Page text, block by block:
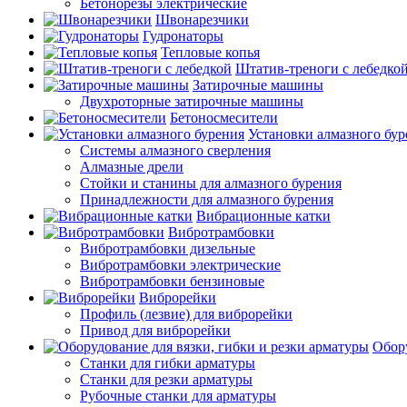
Бетонорезы электрические
Швонарезчики
Гудронаторы
Тепловые копья
Штатив-треноги с лебедкой
Затирочные машины
Двухроторные затирочные машины
Бетоносмесители
Установки алмазного
Системы алмазного сверления
Алмазные дрели
Стойки и станины для алмазного бурения
Принадлежности для алмазного бурения
Вибрационные катки
Вибротрамбовки
Вибротрамбовки дизельные
Вибротрамбовки электрические
Вибротрамбовки бензиновые
Виброрейки
Профиль (лезвие) для виброрейки
Привод для виброрейки
Станки для гибки арматуры
Станки для резки арматуры
Рубочные станки для арматуры